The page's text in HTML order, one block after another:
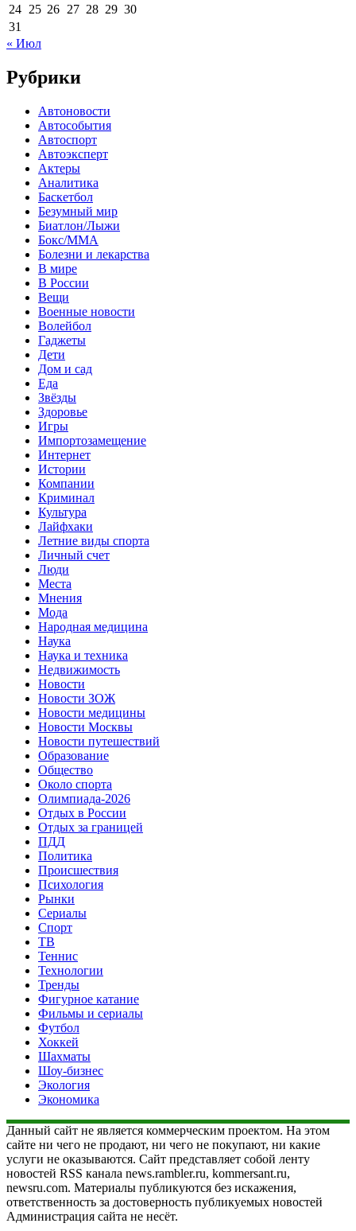
24 25 26 27 28 29 30
31
« Июл
Рубрики
Автоновости
Автособытия
Автоспорт
Автоэксперт
Актеры
Аналитика
Баскетбол
Безумный мир
Биатлон/Лыжи
Бокс/MMA
Болезни и лекарства
В мире
В России
Вещи
Военные новости
Волейбол
Гаджеты
Дети
Дом и сад
Еда
Звёзды
Здоровье
Игры
Импортозамещение
Интернет
Истории
Компании
Криминал
Культура
Лайфхаки
Летние виды спорта
Личный счет
Люди
Места
Мнения
Мода
Народная медицина
Наука
Наука и техника
Недвижимость
Новости
Новости ЗОЖ
Новости медицины
Новости Москвы
Новости путешествий
Образование
Общество
Около спорта
Олимпиада-2026
Отдых в России
Отдых за границей
ПДД
Политика
Происшествия
Психология
Рынки
Сериалы
Спорт
ТВ
Теннис
Технологии
Тренды
Фигурное катание
Фильмы и сериалы
Футбол
Хоккей
Шахматы
Шоу-бизнес
Экология
Экономика
Данный сайт не является коммерческим проектом. На этом
сайте ни чего не продают, ни чего не покупают, ни какие
услуги не оказываются. Сайт представляет собой ленту
новостей RSS канала news.rambler.ru, kommersant.ru,
newsru.com. Материалы публикуются без искажения,
ответственность за достоверность публикуемых новостей
Администрация сайта не несёт.